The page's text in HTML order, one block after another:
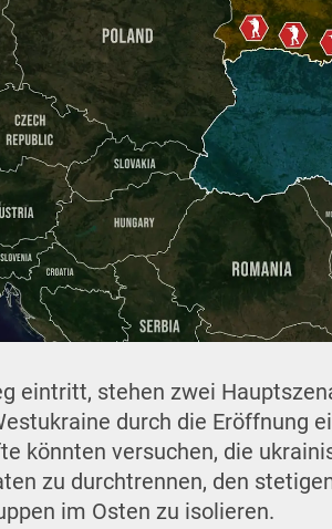
eintritt, stehen zwei
durch die Eröffnung
könnten versuchen, die
zu durchtrennen, den
im Osten zu isolieren.